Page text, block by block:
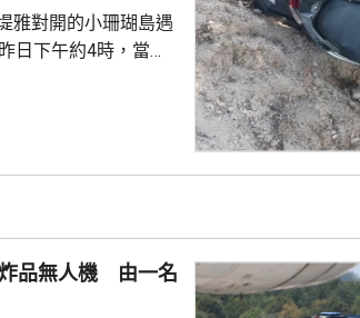
雅對開的小珊瑚島遇
日下午約4時，當地
歲的女兒受傷送院救
使館已聯繫死者在國
國善後提...
品無人機 由一名